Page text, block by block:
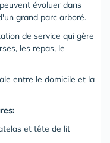
évoluer dans
grand parc arboré.
de service qui gère
les repas, le
entre le domicile et la
et tête de lit